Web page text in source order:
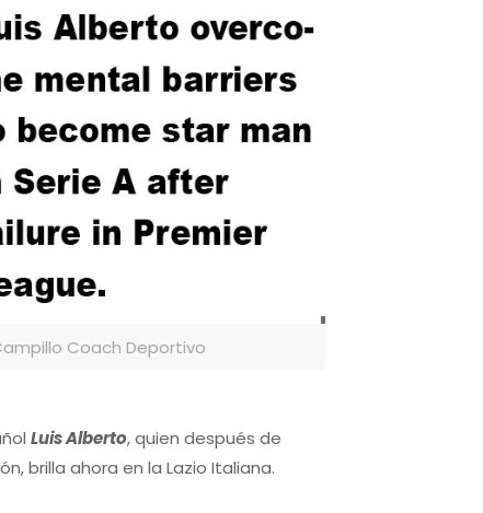
Coach Deportivo
Luis Alberto, quien después de
brilla ahora en la Lazio Italiana.